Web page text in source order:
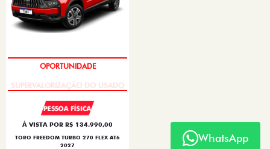
OPORTUNIDADE
PESSOA FÍSICA
À VISTA POR R$ 134.990,00
TORO FREEDOM TURBO 270 FLEX AT6
2027
WhatsApp